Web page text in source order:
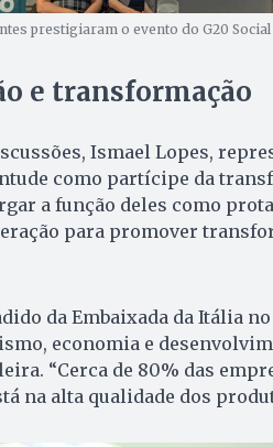
prestigiaram o evento do G20 Social
e transformação
Ismael Lopes,
como partícipe da
a função deles como
para promover
da Embaixada da Itália
economia e
“Cerca de 80% das
na alta qualidade dos